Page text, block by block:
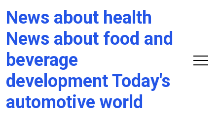
News about health
News about food and
beverage
development Today's
automotive world